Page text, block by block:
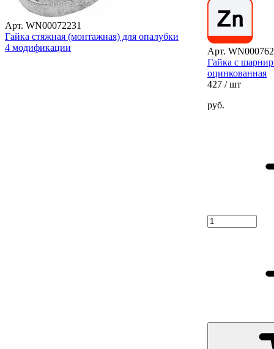
Арт. WN00072231
Гайка стяжная (монтажная) для опалубки
4 модификации
Арт.
Гайка с
оцинкованная
427 / шт
руб.